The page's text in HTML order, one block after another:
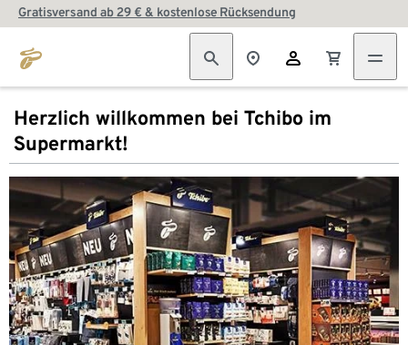
Gratisversand ab 29 € & kostenlose Rücksendung
Herzlich willkommen bei Tchibo im
Supermarkt!